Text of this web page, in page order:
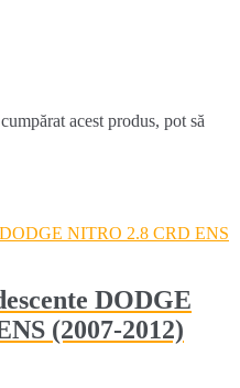
acest produs, pot să
DODGE
(2007-2012)